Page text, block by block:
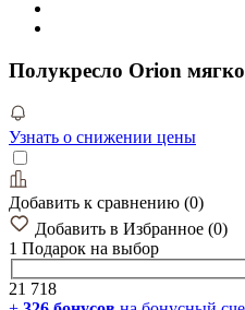
Полукресло Orion
Узнать о снижении цены
Добавить к сравнению (0)
Добавить в Избранное (0)
1 Подарок на выбор
21 718